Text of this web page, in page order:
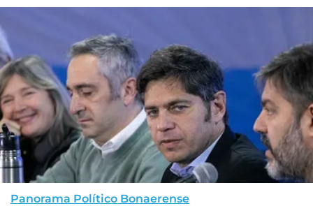
Panorama Político Bonaerense